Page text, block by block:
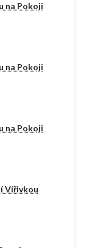
na Pokoji
na Pokoji
na Pokoji
Vířivkou